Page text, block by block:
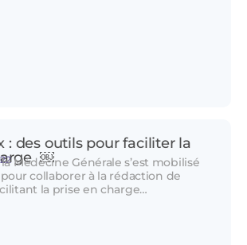
: des outils pour faciliter la
￼
Médecine Générale s’est mobilisé
collaborer à la rédaction de
la prise en charge…